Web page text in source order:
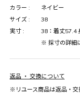
カラー :
ネイビー
サイズ :
38
実寸 :
38：着丈57.4
※ 採寸の詳細
返品 ・ 交換について
※リユース商品は返品・交